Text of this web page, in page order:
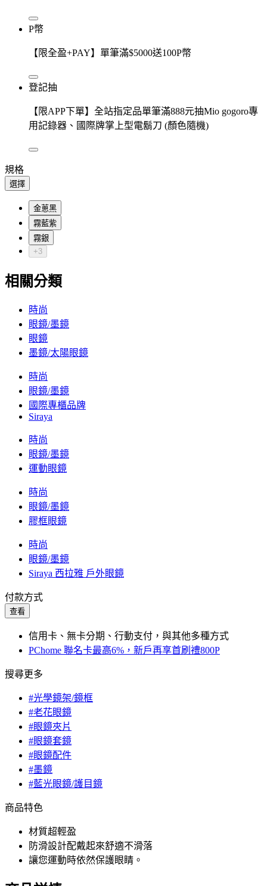
P幣
【限全盈+PAY】單筆滿$5000送100P幣
登記抽
【限APP下單】全站指定品單筆滿888元抽Mio gogoro專
用記錄器、國際牌掌上型電鬍刀 (顏色隨機)
規格
選擇
金蔥黑
霧藍紫
霧銀
+3
相關分類
時尚
眼鏡/墨鏡
眼鏡
墨鏡/太陽眼鏡
時尚
眼鏡/墨鏡
國際專櫃品牌
Siraya
時尚
眼鏡/墨鏡
運動眼鏡
時尚
眼鏡/墨鏡
膠框眼鏡
時尚
眼鏡/墨鏡
Siraya 西拉雅 戶外眼鏡
付款方式
查看
信用卡、無卡分期、行動支付，與其他多種方式
PChome 聯名卡最高6%，新戶再享首刷禮800P
搜尋更多
#光學鏡架/鏡框
#老花眼鏡
#眼鏡夾片
#眼鏡套鏡
#眼鏡配件
#墨鏡
#藍光眼鏡/護目鏡
商品特色
材質超輕盈
防滑設計配戴起來舒適不滑落
讓您運動時依然保護眼睛。